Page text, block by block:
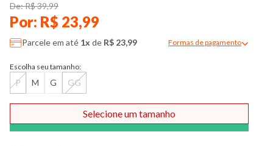
De: R$ 39,99
Por: R$ 23,99
Parcele em até 1x de R$ 23,99 Formas de pagamento
Escolha seu tamanho:
P M G GG
Comprar
Selecione um tamanho